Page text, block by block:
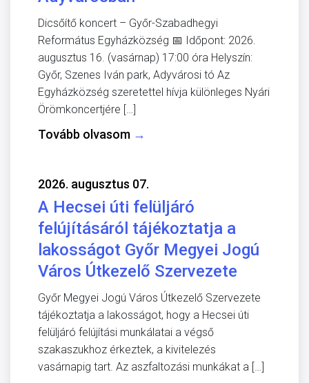
Dicsőítő koncert – Győr-Szabadhegyi
Református Egyházközség 📅 Időpont: 2026.
augusztus 16. (vasárnap) 17:00 óra Helyszín:
Győr, Szenes Iván park, Adyvárosi tó Az
Egyházközség szeretettel hívja különleges Nyári
Örömkoncertjére […]
Tovább olvasom →
2026. augusztus 07.
A Hecsei úti felüljáró
felújításáról tájékoztatja a
lakosságot Győr Megyei Jogú
Város Útkezelő Szervezete
Győr Megyei Jogú Város Útkezelő Szervezete
tájékoztatja a lakosságot, hogy a Hecsei úti
felüljáró felújítási munkálatai a végső
szakaszukhoz érkeztek, a kivitelezés
vasárnapig tart. Az aszfaltozási munkákat a […]